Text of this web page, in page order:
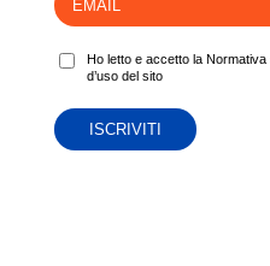
Ho letto e accetto la Normativa
d’uso del sito